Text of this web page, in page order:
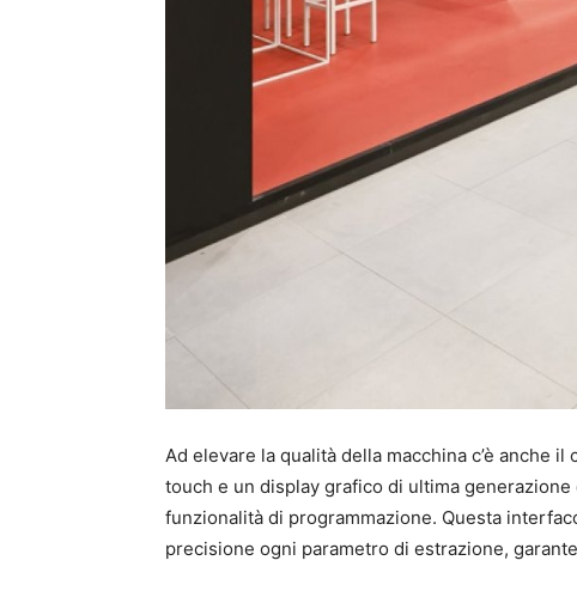
Ad elevare la qualità della macchina c’è anche
touch e un display grafico di ultima
funzionalità di programmazione. Questa
precisione ogni parametro di estrazione,